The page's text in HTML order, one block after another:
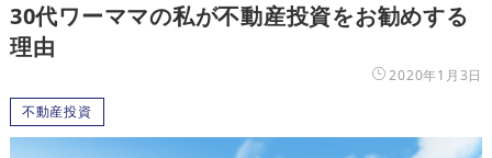
30代ワーママの私が不動産投資をお勧めする
理由
2020年1月3日
不動産投資